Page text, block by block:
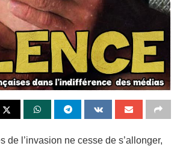
de l’invasion ne cesse de s’allonger,